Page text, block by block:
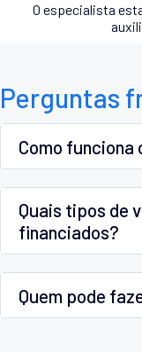
O especialista
Perguntas
Como funciona
Quais tipos de
financiados?
Quem pode